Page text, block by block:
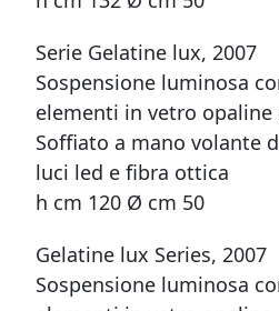
Serie Gelatine lux, 2007
Sospensione luminosa
elementi in vetro opaline
Soffiato a mano volante
luci led e fibra ottica
h cm 120 Ø cm 50
Gelatine lux Series, 2007
Sospensione luminosa